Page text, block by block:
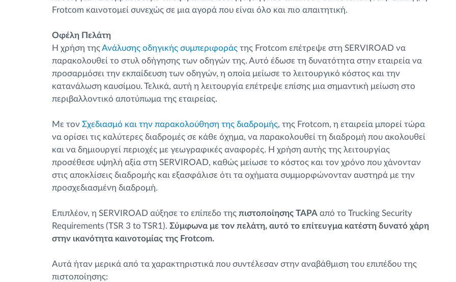
Frotcom καινοτομεί συνεχώς σε μια αγορά που είναι όλο και πιο απαιτητική.
Οφέλη Πελάτη
Η χρήση τηςΑνάλυσης οδηγικής συμπεριφοράς της Frotcom επέτρεψε στη SERVIROAD να
παρακολουθεί το στυλ οδήγησης των οδηγών της. Αυτό έδωσε τη δυνατότητα στην εταιρεία να
προσαρμόσει την εκπαίδευση των οδηγών, η οποία μείωσε το λειτουργικό κόστος και την
κατανάλωση καυσίμου. Τελικά, αυτή η λειτουργία επέτρεψε επίσης μια σημαντική μείωση στο
περιβαλλοντικό αποτύπωμα της εταιρείας.
Με τον Σχεδιασμό και την παρακολούθηση της διαδρομής, της Frotcom, η εταιρεία μπορεί τώρα
να ορίσει τις καλύτερες διαδρομές σε κάθε όχημα, να παρακολουθεί τη διαδρομή που ακολουθεί
και να δημιουργεί περιοχές με γεωγραφικές αναφορές. Η χρήση αυτής της λειτουργίας
προσέθεσε υψηλή αξία στη SERVIROAD, καθώς μείωσε το κόστος και τον χρόνο που χάνονταν
στις αποκλίσεις διαδρομής και εξασφάλισε ότι τα οχήματα συμμορφώνονταν αυστηρά με την
προσχεδιασμένη διαδρομή.
Επιπλέον, η SERVIROAD αύξησε το επίπεδο της πιστοποίησης TAPA από το Trucking Security
Requirements (TSR 3 to TSR1). Σύμφωνα με τον πελάτη, αυτό το επίτευγμα κατέστη δυνατό χάρη
στην ικανότητα καινοτομίας της Frotcom.
Αυτά ήταν μερικά από τα χαρακτηριστικά που συντέλεσαν στην αναβάθμιση του επιπέδου της
πιστοποίησης: